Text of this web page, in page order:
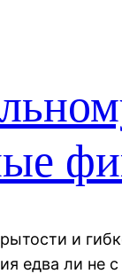
и
едва ли